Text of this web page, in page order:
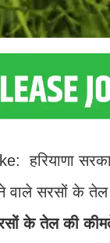
सरकार
वाले सरसों के
के तेल की